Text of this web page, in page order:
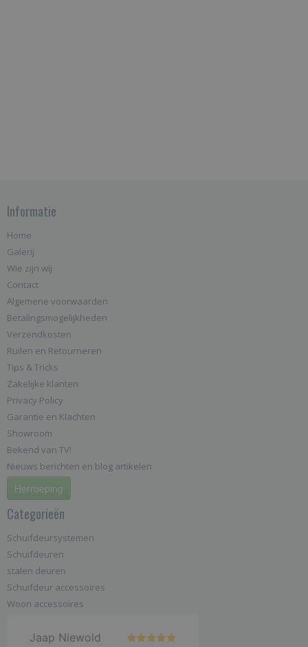
Informatie
Home
Galerij
Wie zijn wij
Contact
Algemene voorwaarden
Betalingsmogelijkheden
Verzendkosten
Ruilen en Retourneren
Tips & Tricks
Zakelijke klanten
Privacy Policy
Garantie en Klachten
Showroom
Bekend van TV!
Nieuws berichten en blog artikelen
Herroeping
Categorieën
Schuifdeursystemen
Schuifdeuren
stalen deuren
Schuifdeur accessoires
Woon accessoires